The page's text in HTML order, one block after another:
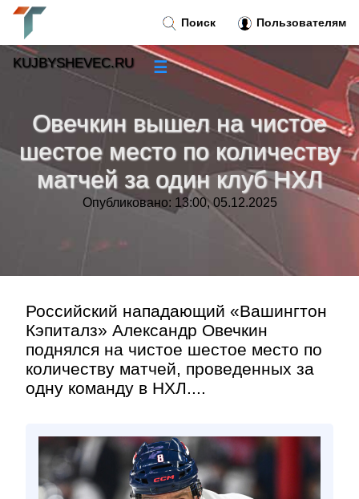
Овечкин вышел на чистое
шестое место по количеству
матчей за один клуб НХЛ
Опубликовано: 13:00, 05.12.2025
Российский нападающий «Вашингтон
Кэпиталз» Александр Овечкин
поднялся на чистое шестое место по
количеству матчей, проведенных за
одну команду в НХЛ....
Поиск Пользователям
KUJBYSHEVEC.RU ☰
Новости»
Тренды новостей »
Рубрики»
Контакт»